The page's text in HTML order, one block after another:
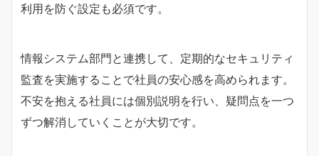
利用を防ぐ設定も必須です。
情報システム部門と連携して、定期的なセキュリティ
監査を実施することで社員の安心感を高められます。
不安を抱える社員には個別説明を行い、疑問点を一つ
ずつ解消していくことが大切です。